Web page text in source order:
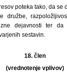
poteka tako, da se
družbe,
dejavnosti ter da
sestavin.
18. člen
(vrednotenje vplivov)